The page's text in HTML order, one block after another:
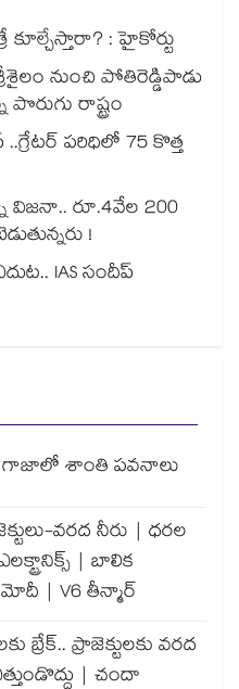
కూల్చేస్తారా? : హైకోర్టు
నుంచి పోతిరెడ్డిపాడు
పొరుగు రాష్ట్రం
పరిధిలో 75 కొత్త
రూ.4వేల 200
!
IAS సందీప్
: గాజాలో శాంతి పవనాలు
వరద నీరు | ధరల
| బాలిక
| V6 తీన్మార్
బ్రేక్.. ప్రాజెక్టులకు వరద
| చందా